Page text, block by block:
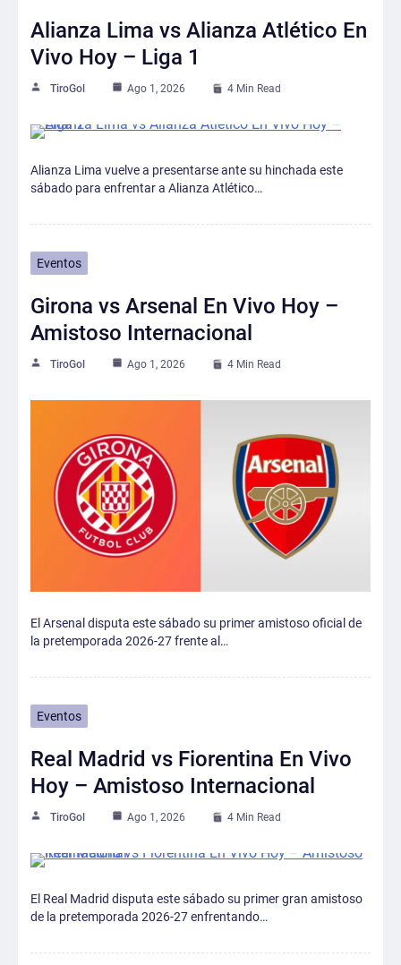
Alianza Lima vs Alianza Atlético En
Vivo Hoy – Liga 1
TiroGol Ago 1, 2026 4 Min Read
Alianza Lima vuelve a presentarse ante su hinchada este
sábado para enfrentar a Alianza Atlético…
Eventos
Girona vs Arsenal En Vivo Hoy –
Amistoso Internacional
TiroGol Ago 1, 2026 4 Min Read
El Arsenal disputa este sábado su primer amistoso oficial de
la pretemporada 2026-27 frente al…
Eventos
Real Madrid vs Fiorentina En Vivo
Hoy – Amistoso Internacional
TiroGol Ago 1, 2026 4 Min Read
El Real Madrid disputa este sábado su primer gran amistoso
de la pretemporada 2026-27 enfrentando…